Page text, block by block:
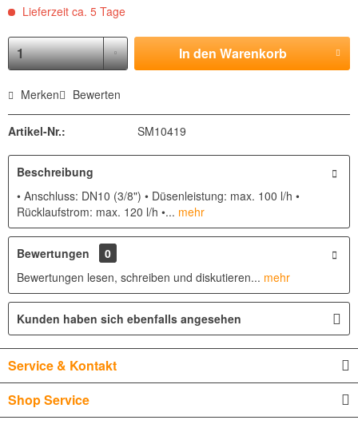
Lieferzeit ca. 5 Tage
In denWarenkorb
Merken Bewerten
Artikel-Nr.: SM10419
Beschreibung
• Anschluss: DN10 (3/8") • Düsenleistung: max. 100 l/h •
Rücklaufstrom: max. 120 l/h •... mehr
Bewertungen
0
Bewertungen lesen, schreiben und diskutieren... mehr
Kunden haben sich ebenfalls angesehen
Service & Kontakt
Shop Service